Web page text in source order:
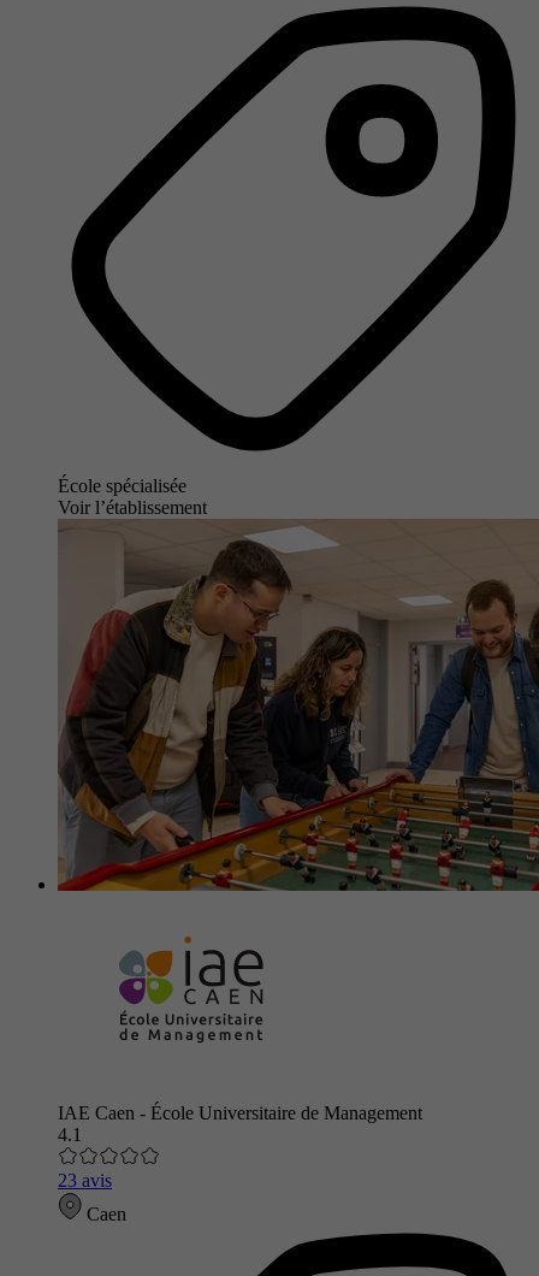
École spécialisée
Voir l’établissement
IAE Caen - École Universitaire de Management
4.1
23 avis
Caen